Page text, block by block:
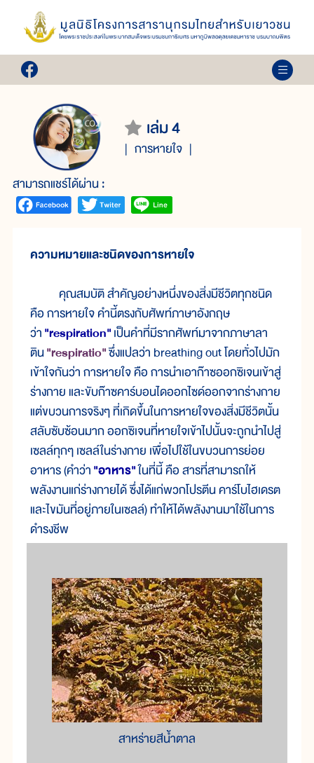
เล่ม 4
การหายใจ
สามารถแชร์ได้ผ่าน :
ความหมายและชนิดของการหายใจ
คุณสมบัติ สำคัญอย่างหนึ่งของสิ่งมีชีวิตทุกชนิด
คือ การหายใจ คำนี้ตรงกับศัพท์ภาษาอังกฤษ
ว่า"respiration"เป็นคำที่มีรากศัพท์มาจากภาษาลา
ติน"respiratio"ซึ่งแปลว่า breathing out โดยทั่วไปมัก
เข้าใจกันว่า การหายใจ คือ การนำเอาก๊าซออกซิเจนเข้าสู่
ร่างกาย และขับก๊าซคาร์บอนไดออกไซด์ออกจากร่างกาย
แต่ขบวนการจริงๆ ที่เกิดขึ้นในการหายใจของสิ่งมีชีวิตนั้น
สลับซับซ้อนมาก ออกซิเจนที่หายใจเข้าไปนั้นจะถูกนำไปสู่
เซลล์ทุกๆ เซลล์ในร่างกาย เพื่อไปใช้ในขบวนการย่อย
อาหาร (คำว่า"อาหาร"ในที่นี้ คือ สารที่สามารถให้
พลังงานแก่ร่างกายได้ ซึ่งได้แก่พวกโปรตีน คาร์โบไฮเดรต
และไขมันที่อยู่ภายในเซลล์) ทำให้ได้พลังงานมาใช้ในการ
ดำรงชีพ
สาหร่ายสีน้ำตาล